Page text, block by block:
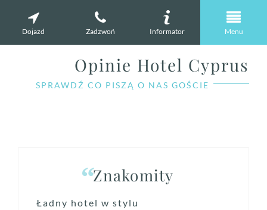
Dojazd Zadzwoń Informator Menu
Opinie Hotel Cyprus
SPRAWDŹ CO PISZĄ O NAS GOŚCIE
Znakomity
Ładny hotel w stylu